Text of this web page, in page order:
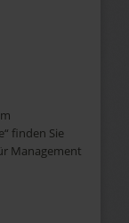
finden Sie
Management